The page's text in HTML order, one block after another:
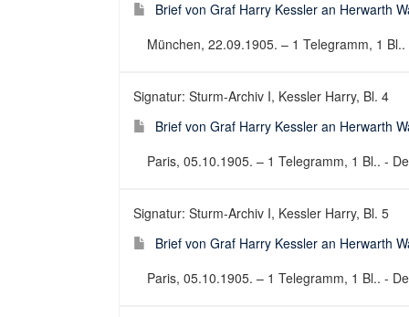
Brief von Graf Harry Kessler an Herwarth
München, 22.09.1905. – 1 Telegramm, 1
Signatur: Sturm-Archiv I, Kessler Harry, Bl. 4
Brief von Graf Harry Kessler an Herwarth
Paris, 05.10.1905. – 1 Telegramm, 1 Bl.. -
Signatur: Sturm-Archiv I, Kessler Harry, Bl. 5
Brief von Graf Harry Kessler an Herwarth
Paris, 05.10.1905. – 1 Telegramm, 1 Bl.. -